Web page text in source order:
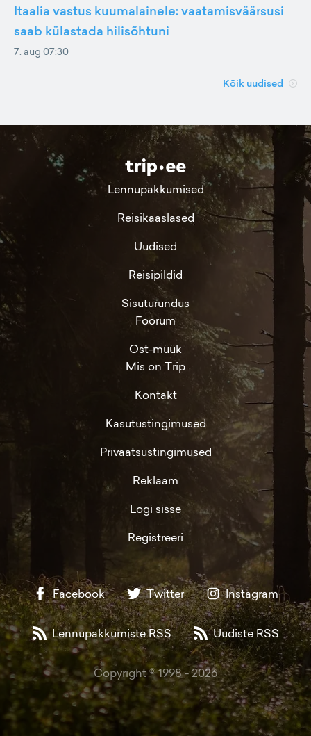
Itaalia vastus kuumalainele: vaatamisväärsusi
saab külastada hilisõhtuni
7. aug 07:30
Kõik uudised
Lennupakkumised
Reisikaaslased
Uudised
Reisipildid
Sisuturundus
Foorum
Ost-müük
Mis on Trip
Kontakt
Kasutustingimused
Privaatsustingimused
Reklaam
Logi sisse
Registreeri
Facebook Twitter Instagram
Lennupakkumiste RSS Uudiste RSS
Copyright © 1998 -2026